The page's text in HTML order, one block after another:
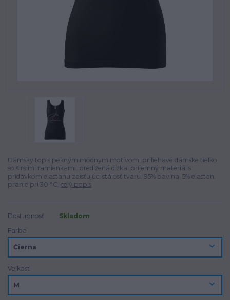
Dámsky top s pekným módnym motívom. priliehavé dámske tielko
so širšími ramienkami. predĺžená dĺžka. príjemný materiál s
prídavkom elastanu zaisťujúci stálosť tvaru. 95% bavlna, 5% elastan.
pranie pri 30 °C. celý popis
Dostupnosť
Skladom
Farba
Veľkosť